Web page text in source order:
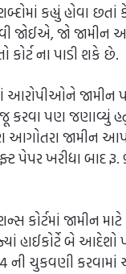
કહ્યું હોવા
જોઈએ, જો
ના પાડી શકે છે.
આરોપીઓને જામીન
કરવા પણ જણાવ્યું
આગોતરા જામીન
પેપર ખરીદ્યા બાદ
જામીન માટે
હાઈકોર્ટે બે
ની ચુકવણી